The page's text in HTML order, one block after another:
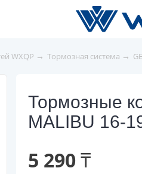
WXQP → Тормозная система →
Тормозные
MALIBU 16-
5 290 ₸